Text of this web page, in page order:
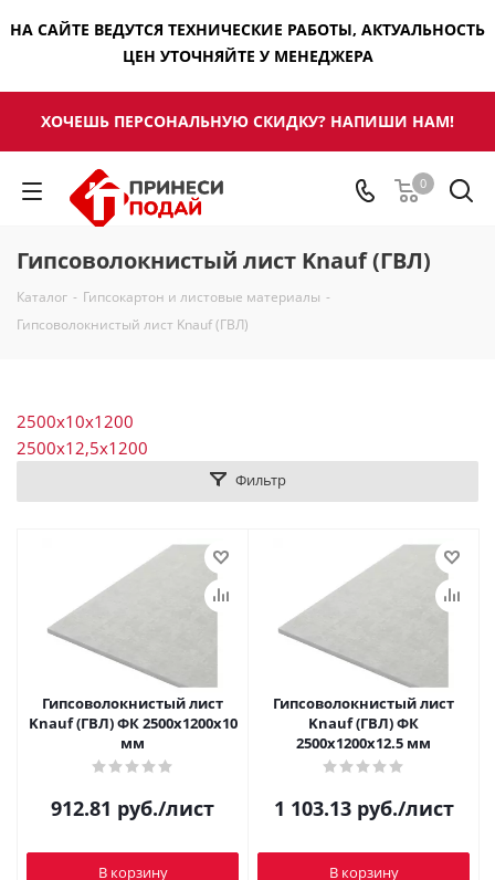
НА САЙТЕ ВЕДУТСЯ ТЕХНИЧЕСКИЕ РАБОТЫ, АКТУАЛЬНОСТЬ
ЦЕН УТОЧНЯЙТЕ У МЕНЕДЖЕРА
ХОЧЕШЬ ПЕРСОНАЛЬНУЮ СКИДКУ? НАПИШИ НАМ!
0
Гипсоволокнистый лист Knauf (ГВЛ)
Каталог - Гипсокартон и листовые материалы -
Гипсоволокнистый лист Knauf (ГВЛ)
2500х10х1200
2500х12,5х1200
Фильтр
Гипсоволокнистый лист
Knauf (ГВЛ) ФК 2500x1200х10
мм
912.81 руб./лист
В корзину
Гипсоволокнистый лист
Knauf (ГВЛ) ФК
2500x1200х12.5 мм
1 103.13руб./лист
В корзину